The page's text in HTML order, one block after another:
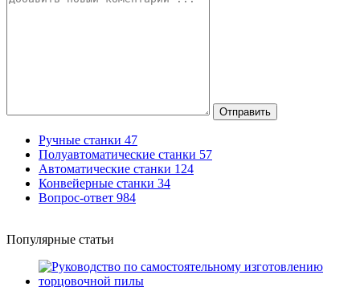
Отправить
Ручные станки 47
Полуавтоматические станки 57
Автоматические станки 124
Конвейерные станки 34
Вопрос-ответ 984
Популярные статьи